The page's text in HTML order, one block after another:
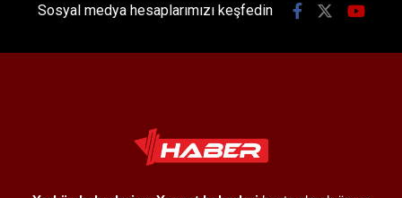
Sosyal medya hesaplarımızı keşfedin